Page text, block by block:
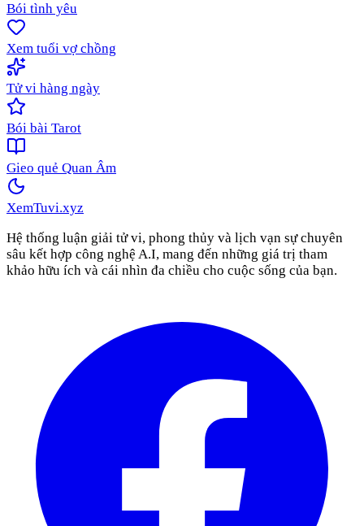
Bói tình yêu
Xem tuổi vợ chồng
Tử vi hàng ngày
Bói bài Tarot
Gieo quẻ Quan Âm
XemTuvi.xyz
Hệ thống luận giải tử vi, phong thủy và lịch vạn sự chuyên
sâu kết hợp công nghệ A.I, mang đến những giá trị tham
khảo hữu ích và cái nhìn đa chiều cho cuộc sống của bạn.